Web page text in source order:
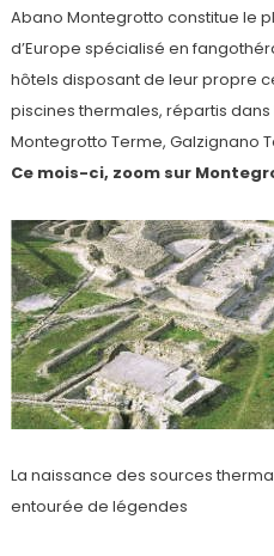
Abano Montegrotto constitue le
d’Europe spécialisé en
hôtels disposant de leur propre
piscines thermales, répartis dans
Montegrotto Terme, Galzignano
Ce mois-ci, zoom sur
La naissance des sources
entourée de légendes